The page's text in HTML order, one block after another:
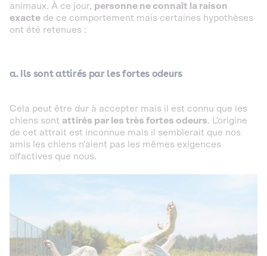
animaux. À ce jour, personne ne connaît la raison
exacte de ce comportement mais certaines hypothèses
ont été retenues :
a. Ils sont attirés par les fortes odeurs
Cela peut être dur à accepter mais il est connu que les
chiens sont attirés par les très fortes odeurs. L'origine
de cet attrait est inconnue mais il semblerait que nos
amis les chiens n'aient pas les mêmes exigences
olfactives que nous.